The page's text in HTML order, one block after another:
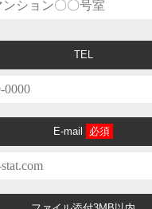
TEL
E-mail 必須